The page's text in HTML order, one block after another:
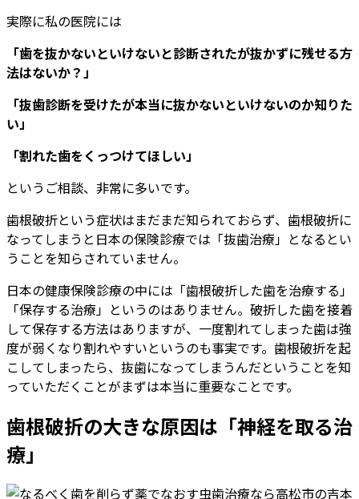
実際に私の医院には
「歯を抜かないといけないと診断されたが抜かずに残せる方
法はないか？」
「抜歯診断を受けたが本当に抜かないといけないのか知りた
い」
「割れた歯をくっつけてほしい」
というご相談、非常に多いです。
歯根破折という症状はまだまだ知られておらず、歯根破折に
なってしまうと日本の保険診療では「抜歯治療」となるとい
うことを知らされていません。
日本の健康保険診療の中には「歯根破折した歯を治療する」
「保存する治療」というのはありません。破折した歯を接着
して保存する方法はありますが、一度割れてしまった歯は強
度が弱くなり割れやすいというのも事実です。歯根破折を起
こしてしまったら、抜歯になってしまうんだということを知
っていただくことがまずは本当に重要なことです。
歯根破折の大きな原因は「神経を取る治
療」